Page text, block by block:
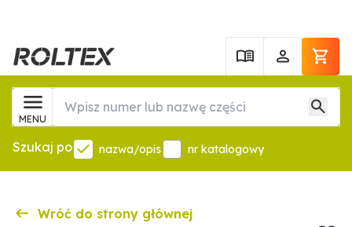
MENU
Szukaj po nazwa/opis nr katalogowy
Wróć do strony głównej